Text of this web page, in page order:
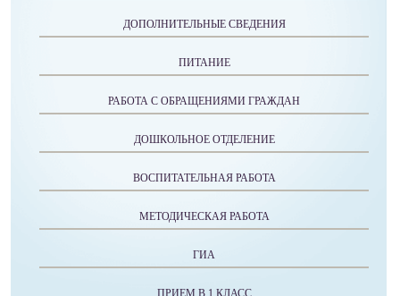
ДОПОЛНИТЕЛЬНЫЕ СВЕДЕНИЯ
ПИТАНИЕ
РАБОТА С ОБРАЩЕНИЯМИ ГРАЖДАН
ДОШКОЛЬНОЕ ОТДЕЛЕНИЕ
ВОСПИТАТЕЛЬНАЯ РАБОТА
МЕТОДИЧЕСКАЯ РАБОТА
ГИА
ПРИЕМ В 1 КЛАСС